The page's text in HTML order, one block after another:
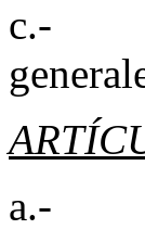
c.-
a.-